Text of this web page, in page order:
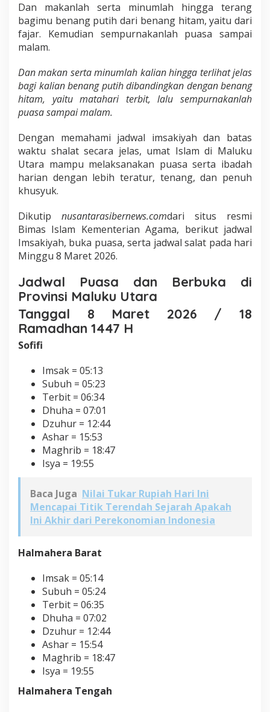
Dan makanlah serta minumlah hingga terang
bagimu benang putih dari benang hitam, yaitu dari
fajar. Kemudian sempurnakanlah puasa sampai
malam.
Dan makan serta minumlah kalian hingga terlihat jelas
bagi kalian benang putih dibandingkan dengan benang
hitam, yaitu matahari terbit, lalu sempurnakanlah
puasa sampai malam.
Dengan memahami jadwal imsakiyah dan batas
waktu shalat secara jelas, umat Islam di Maluku
Utara mampu melaksanakan puasa serta ibadah
harian dengan lebih teratur, tenang, dan penuh
khusyuk.
Dikutip nusantarasibernews.comdari situs resmi
Bimas Islam Kementerian Agama, berikut jadwal
Imsakiyah, buka puasa, serta jadwal salat pada hari
Minggu 8 Maret 2026.
Jadwal Puasa dan Berbuka di
Provinsi Maluku Utara
Tanggal 8 Maret 2026 / 18
Ramadhan 1447 H
Sofifi
Imsak = 05:13
Subuh = 05:23
Terbit = 06:34
Dhuha = 07:01
Dzuhur = 12:44
Ashar = 15:53
Maghrib = 18:47
Isya = 19:55
Baca Juga Nilai Tukar Rupiah Hari Ini
Mencapai Titik Terendah Sejarah Apakah
Ini Akhir dari Perekonomian Indonesia
Halmahera Barat
Imsak = 05:14
Subuh = 05:24
Terbit = 06:35
Dhuha = 07:02
Dzuhur = 12:44
Ashar = 15:54
Maghrib = 18:47
Isya = 19:55
Halmahera Tengah